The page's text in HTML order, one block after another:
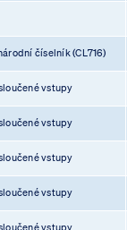
číselník (CL716)
vstupy
vstupy
vstupy
vstupy
vstupy